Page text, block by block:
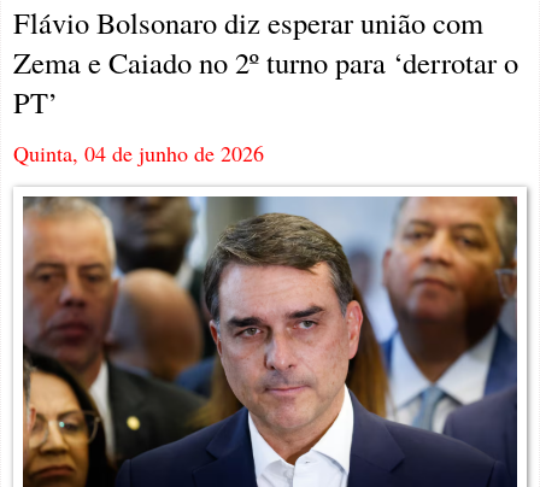
Flávio Bolsonaro diz esperar união com
Zema e Caiado no 2º turno para ‘derrotar o
PT’
Quinta, 04 de junho de 2026